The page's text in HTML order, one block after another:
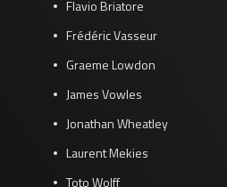
Flavio Briatore
Frédéric Vasseur
Graeme Lowdon
James Vowles
Jonathan Wheatley
Laurent Mekies
Toto Wolff